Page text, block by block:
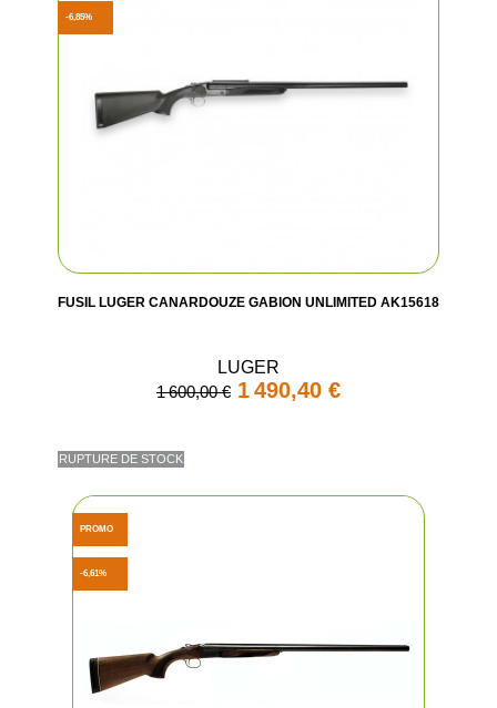
FUSIL LUGER CANARDOUZE GABION UNLIMITED AK15618
LUGER
1 600,00 € 1 490,40 €
RUPTURE DE STOCK
-6,85%
PROMO
-6,61%